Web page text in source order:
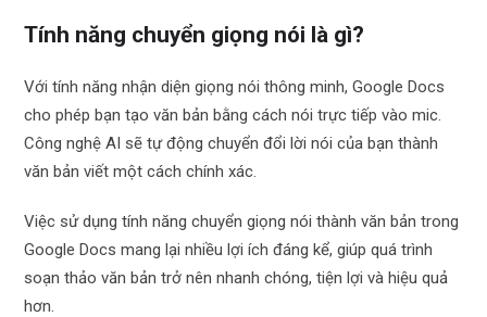
Tính năng chuyển giọng nói là gì?
Với tính năng nhận diện giọng nói thông minh, Google Docs
cho phép bạn tạo văn bản bằng cách nói trực tiếp vào mic.
Công nghệ AI sẽ tự động chuyển đổi lời nói của bạn thành
văn bản viết một cách chính xác.
Việc sử dụng tính năng chuyển giọng nói thành văn bản trong
Google Docs mang lại nhiều lợi ích đáng kể, giúp quá trình
soạn thảo văn bản trở nên nhanh chóng, tiện lợi và hiệu quả
hơn.